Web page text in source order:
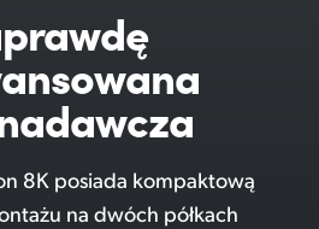
8K posiada kompaktową
na dwóch półkach